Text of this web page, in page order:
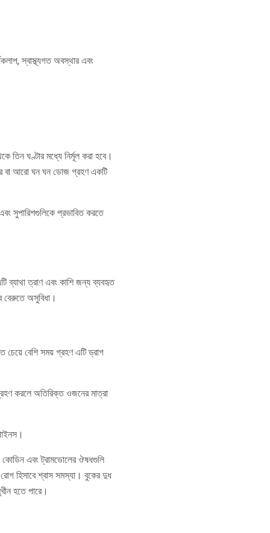
স্বাস্থ্যগত অবস্থার এবং
তিন ঘণ্টার মধ্যে নির্মূল করা হবে।
বা আরো ঘন ঘন ডোজ গ্রহণ একটি
সুপারিশগুলিকে প্রভাবিত করতে
ব্যাথা ত্রাণ এবং কাশি জন্য ব্যবহৃত
বেরুতে অসুবিধা।
চেয়ে বেশি সময় গ্রহণ এটি ড্রাগ
করলে অতিরিক্ত ওজনের মাত্রা
এবং ট্রামডোলের ঔষধগুলি
হিসাবে শ্বাস সমস্যা। বুকের দুধ
হতে পারে।